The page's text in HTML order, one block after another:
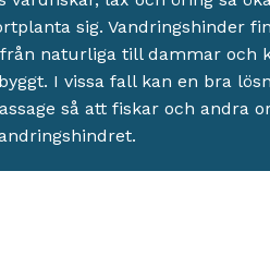
sig. Vandringshinder
naturliga till dammar och
I vissa fall kan en bra
så att fiskar och andra